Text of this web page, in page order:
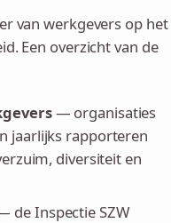
van werkgevers op het
Een overzicht van de
— organisaties
jaarlijks rapporteren
diversiteit en
de Inspectie SZW